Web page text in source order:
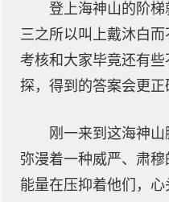
登上海神山的阶
三之所以叫上戴沐白
考核和大家毕竟还有
探，得到的答案会更正
刚一来到这海神
弥漫着一种威严、肃
能量在压抑着他们，心